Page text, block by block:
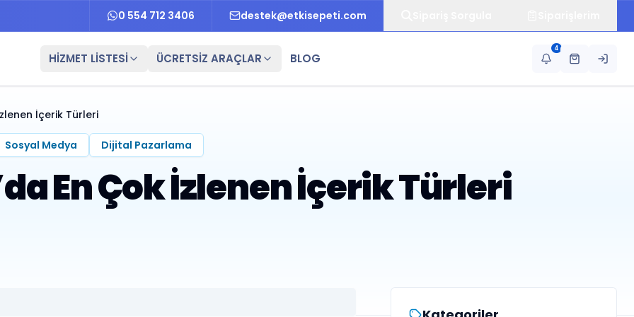
0 554 712 3406 destek@etkisepeti.com
HİZMET LİSTESİ ÜCRETSİZ ARAÇLAR BLOG
4
İçerik Türleri
Sosyal Medya Dijital Pazarlama
En Çok İzlenen İçerik Türleri